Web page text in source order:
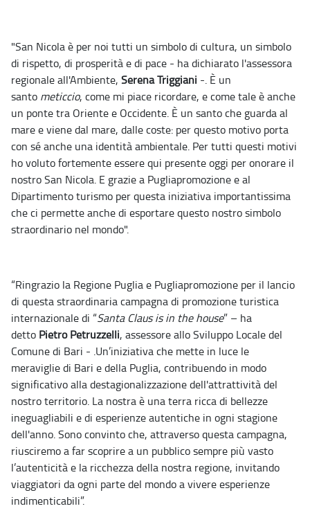
"San Nicola è per noi tutti un simbolo di cultura, un simbolo
di rispetto, di prosperità e di pace - ha dichiarato l'assessora
regionale all'Ambiente, Serena Triggiani -. È un
santo meticcio, come mi piace ricordare, e come tale è anche
un ponte tra Oriente e Occidente. È un santo che guarda al
mare e viene dal mare, dalle coste: per questo motivo porta
con sé anche una identità ambientale. Per tutti questi motivi
ho voluto fortemente essere qui presente oggi per onorare il
nostro San Nicola. E grazie a Pugliapromozione e al
Dipartimento turismo per questa iniziativa importantissima
che ci permette anche di esportare questo nostro simbolo
straordinario nel mondo".
“Ringrazio la Regione Puglia e Pugliapromozione per il lancio
di questa straordinaria campagna di promozione turistica
internazionale di “Santa Claus is in the house” – ha
detto Pietro Petruzzelli, assessore allo Sviluppo Locale del
Comune di Bari - .Un’iniziativa che mette in luce le
meraviglie di Bari e della Puglia, contribuendo in modo
significativo alla destagionalizzazione dell'attrattività del
nostro territorio. La nostra è una terra ricca di bellezze
ineguagliabili e di esperienze autentiche in ogni stagione
dell'anno. Sono convinto che, attraverso questa campagna,
riusciremo a far scoprire a un pubblico sempre più vasto
l’autenticità e la ricchezza della nostra regione, invitando
viaggiatori da ogni parte del mondo a vivere esperienze
indimenticabili”.